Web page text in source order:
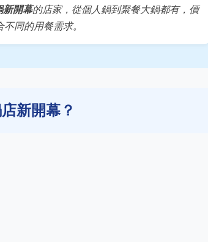
新開幕的店家，從個人鍋到聚餐大鍋都有，價
同的用餐需求。
新開幕？